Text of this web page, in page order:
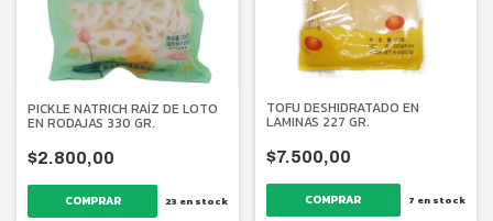
PICKLE NATRICH RAÍZ DE LOTO
EN RODAJAS 330 GR.
$2.800,00
23 en stock
TOFU DESHIDRATADO EN
LAMINAS 227 GR.
$7.500,00
7 en stock